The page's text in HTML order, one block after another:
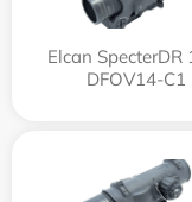
Elcan SpecterDR
DFOV14-C1